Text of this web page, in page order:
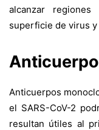
alcanzar
superficie de virus y
Anticuerpos
el SARS-CoV-2
resultan útiles al